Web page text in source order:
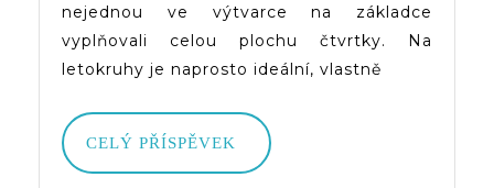
nejednou ve výtvarce na základce
vyplňovali celou plochu čtvrtky. Na
letokruhy je naprosto ideální, vlastně
CELÝ PŘÍSPĚVEK
CELÝ
PŘÍSPĚVEK